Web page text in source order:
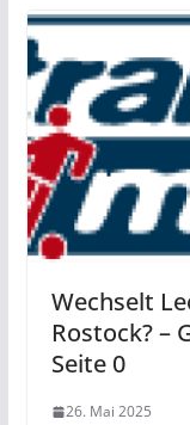
Wechselt
Rostock? –
Seite 0
26. Mai 2025